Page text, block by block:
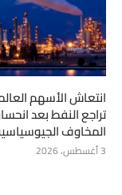
انتعاش الأسهم
تراجع النفط بعد
المخاوف
3 أغسطس، 2026